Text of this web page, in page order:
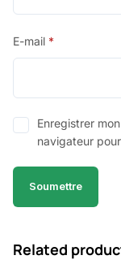
E-mail *
Enregistrer
navigateur
Related